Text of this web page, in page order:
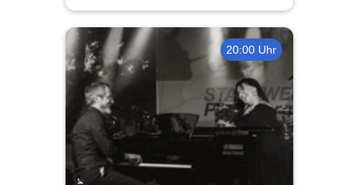
20:00 Uhr